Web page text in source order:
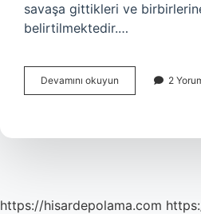
savaşa gittikleri ve
belirtilmektedir.…
Devamını okuyun
Nedir
2
https://hisardepolama.com